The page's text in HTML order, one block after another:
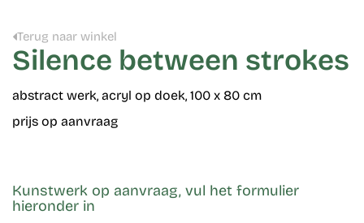
Terug naar winkel
Silence between strokes
abstract werk, acryl op doek, 100 x 80 cm
prijs op aanvraag
Kunstwerk op aanvraag, vul het formulier
hieronder in